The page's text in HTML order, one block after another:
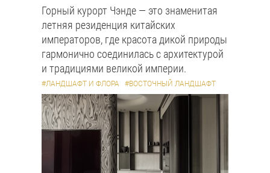
Горный курорт Чэнде — это знаменитая
летняя резиденция китайских
императоров, где красота дикой природы
гармонично соединилась с архитектурой
и традициями великой империи.
#ЛАНДШАФТ И ФЛОРА #ВОСТОЧНЫЙ ЛАНДШАФТ